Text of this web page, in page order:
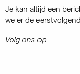
Je kan altijd een
we er de
Volg ons op